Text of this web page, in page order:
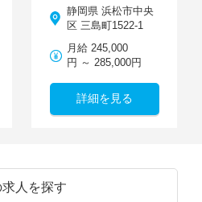
静岡県 浜松市中央
区 三島町1522-1
月給 245,000
円 ～ 285,000円
詳細を見る
求人を探す